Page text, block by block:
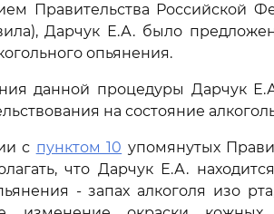
Правительства Российской
Дарчук Е.А. было
опьянения.
данной процедуры Дарчук
на состояние
с пунктом 10 упомянутых
что Дарчук Е.А.
- запах алкоголя изо